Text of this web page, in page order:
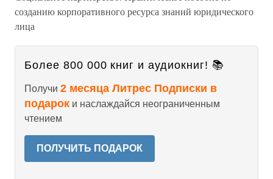
созданию корпоративного ресурса знаний юридического
лица
Более 800 000 книг и аудиокниг! 📚
Получи 2 месяца Литрес Подписки в
подарок и наслаждайся неограниченным
чтением
ПОЛУЧИТЬ ПОДАРОК